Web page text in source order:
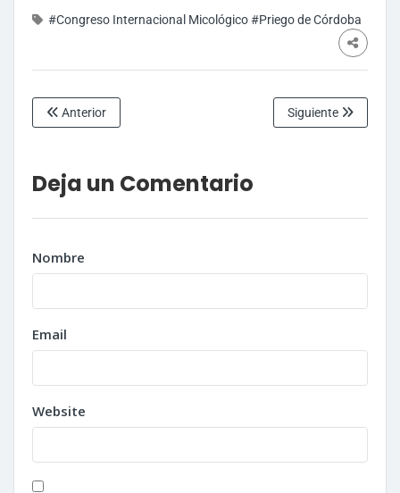
#Congreso Internacional Micológico#Priego de Córdoba
Anterior Siguiente
Deja un Comentario
Nombre
Email
Website